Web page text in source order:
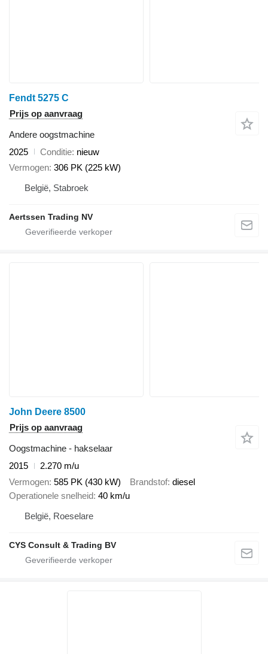
Fendt 5275 C
Prijs op aanvraag
Andere oogstmachine
2025
Conditie nieuw
Vermogen 306 PK (225 kW)
België, Stabroek
Aertssen Trading NV
John Deere 8500
Prijs op aanvraag
Oogstmachine - hakselaar
2015
2.270 m/u
Vermogen 585 PK (430 kW) Brandstof diesel
Operationele snelheid 40 km/u
België, Roeselare
CYS Consult & Trading BV